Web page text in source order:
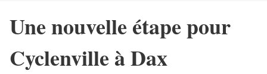
Une nouvelle étape pour
Cyclenville à Dax